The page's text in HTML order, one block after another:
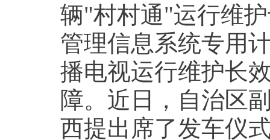
辆"村村通"运行维
管理信息系统专用
播电视运行维护长
障。近日，自治区
西提出席了发车仪